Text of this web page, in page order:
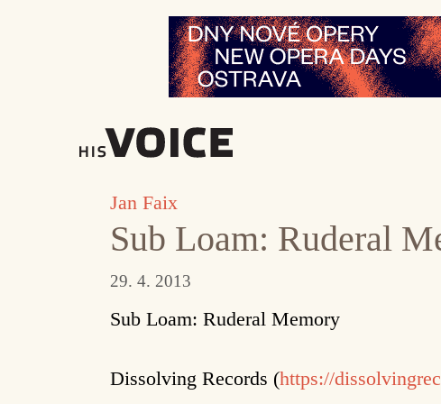
Jan Faix
Sub Loam: Ruderal
29. 4. 2013
Sub Loam: Ruderal Memory
Dissolving Records (https://